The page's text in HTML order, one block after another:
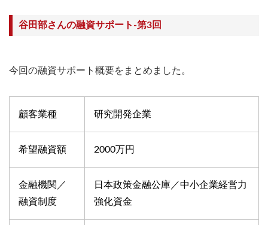
谷田部さんの融資サポート-第3回
今回の融資サポート概要をまとめました。
顧客業種 研究開発企業
希望融資額 2000万円
金融機関／
融資制度
日本政策金融公庫／中小企業経営力
強化資金